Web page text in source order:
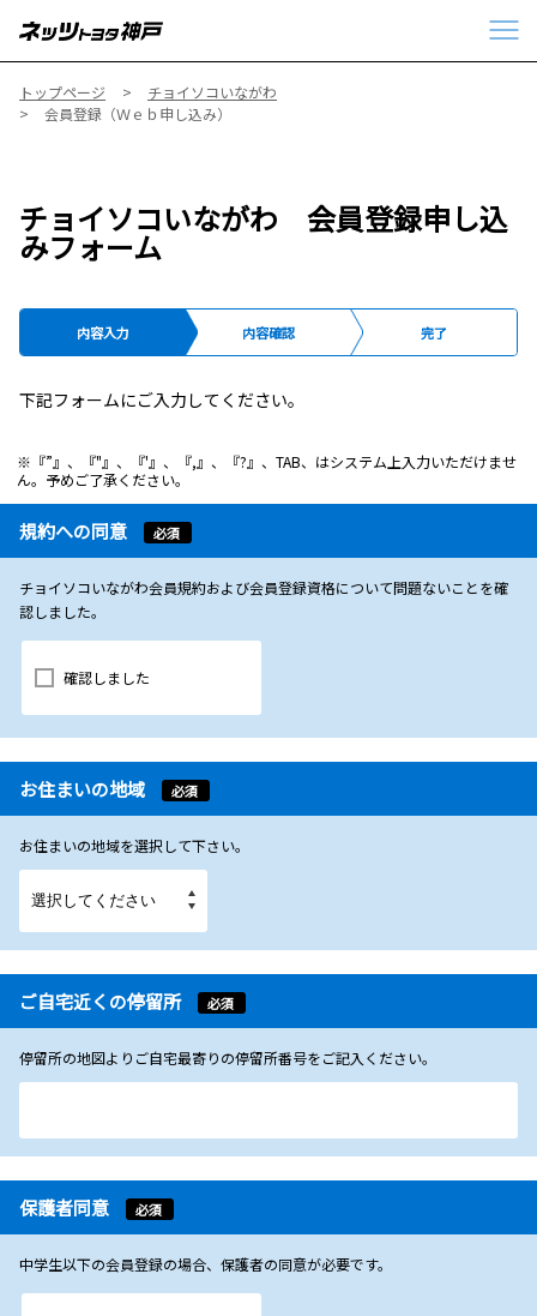
トップページ
チョイソコいながわ
会員登録（Ｗｅｂ申し込み）
チョイソコいながわ 会員登録申し込
みフォーム
内容入力 内容確認 完了
下記フォームにご入力してください。
※『”』、『"』、『'』、『,』、『?』、TAB、はシステム上入力いただけませ
ん。予めご了承ください。
規約への同意 必須
チョイソコいながわ会員規約および会員登録資格について問題ないことを確
認しました。
確認しました
お住まいの地域 必須
お住まいの地域を選択して下さい。
ご自宅近くの停留所 必須
停留所の地図よりご自宅最寄りの停留所番号をご記入ください。
保護者同意 必須
中学生以下の会員登録の場合、保護者の同意が必要です。